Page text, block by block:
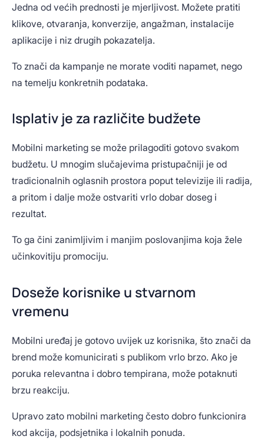
Jedna od većih prednosti je mjerljivost. Možete pratiti
klikove, otvaranja, konverzije, angažman, instalacije
aplikacije i niz drugih pokazatelja.
To znači da kampanje ne morate voditi napamet, nego
na temelju konkretnih podataka.
Isplativ je za različite budžete
Mobilni marketing se može prilagoditi gotovo svakom
budžetu. U mnogim slučajevima pristupačniji je od
tradicionalnih oglasnih prostora poput televizije ili radija,
a pritom i dalje može ostvariti vrlo dobar doseg i
rezultat.
To ga čini zanimljivim i manjim poslovanjima koja žele
učinkovitiju promociju.
Doseže korisnike u stvarnom
vremenu
Mobilni uređaj je gotovo uvijek uz korisnika, što znači da
brend može komunicirati s publikom vrlo brzo. Ako je
poruka relevantna i dobro tempirana, može potaknuti
brzu reakciju.
Upravo zato mobilni marketing često dobro funkcionira
kod akcija, podsjetnika i lokalnih ponuda.